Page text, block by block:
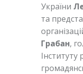
України
та
Грабан,
Інституту